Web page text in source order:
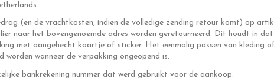
(en de vrachtkosten, indien de volledige zending retour komt) op
naar het bovengenoemde adres worden geretourneerd. Dit houdt in
met aangehecht kaartje of sticker. Het eenmalig passen van kleding
wanneer de verpakking ongeopend is.
bankrekening nummer dat werd gebruikt voor de aankoop.